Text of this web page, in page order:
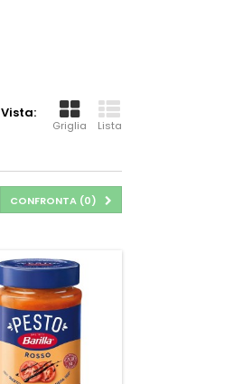
Vista:
Griglia Lista
CONFRONTA (0)